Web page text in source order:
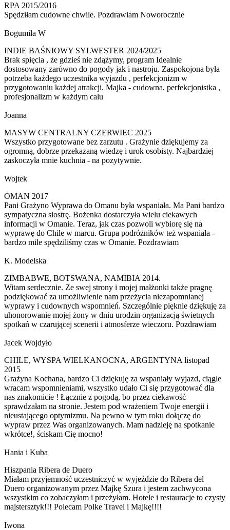
RPA 2015/2016
Spędziłam cudowne chwile. Pozdrawiam Noworocznie
Bogumiła W
INDIE BAŚNIOWY SYLWESTER 2024/2025
Brak spięcia , że gdzieś nie zdążymy, program Idealnie
dostosowany zarówno do pogody jak i nastroju. Zaspokojona była
potrzeba każdego uczestnika wyjazdu , perfekcjonizm w
przygotowaniu każdej atrakcji. Majka - cudowna, perfekcjonistka ,
profesjonalizm w każdym calu
Joanna
MASYW CENTRALNY CZERWIEC 2025
Wszystko przygotowane bez zarzutu . Grażynie dziękujemy za
ogromną, dobrze przekazaną wiedzę i urok osobisty. Najbardziej
zaskoczyła mnie kuchnia - na pozytywnie.
Wojtek
OMAN 2017
Pani Grażyno Wyprawa do Omanu była wspaniała. Ma Pani bardzo
sympatyczna siostrę. Bożenka dostarczyła wielu ciekawych
informacji w Omanie. Teraz, jak czas pozwoli wybiorę się na
wyprawę do Chile w marcu. Grupa podróżników też wspaniała -
bardzo mile spędziliśmy czas w Omanie. Pozdrawiam
K. Modelska
ZIMBABWE, BOTSWANA, NAMIBIA 2014.
Witam serdecznie. Ze swej strony i mojej małżonki także pragnę
podziękować za umożliwienie nam przeżycia niezapomnianej
wyprawy i cudownych wspomnień. Szczególnie pięknie dziękuję za
uhonorowanie mojej żony w dniu urodzin organizacją świetnych
spotkań w czarującej scenerii i atmosferze wieczoru. Pozdrawiam
Jacek Wojdyło
CHILE, WYSPA WIELKANOCNA, ARGENTYNA listopad
2015
Grażyna Kochana, bardzo Ci dziękuję za wspaniały wyjazd, ciągle
wracam wspomnieniami, wszystko udało Ci się przygotować dla
nas znakomicie ! Łącznie z pogodą, bo przez ciekawość
sprawdzałam na stronie. Jestem pod wrażeniem Twoje energii i
nieustającego optymizmu. Na pewno w tym roku dołączę do
wypraw przez Was organizowanych. Mam nadzieję na spotkanie
wkrótce!, ściskam Cię mocno!
Hania i Kuba
Hiszpania Ribera de Duero
Miałam przyjemność uczestniczyć w wyjeździe do Ribera del
Duero organizowanym przez Majkę Szura i jestem zachwycona
wszystkim co zobaczyłam i przeżyłam. Hotele i restauracje to czysty
majstersztyk!!! Polecam Polke Travel i Majkę!!!!
Iwona